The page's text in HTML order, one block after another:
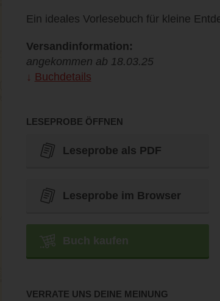
Ein ideales Vorlesebuch für kleine
Versandinformation:
angekommen ab 18.03.25
Buchdetails
LESEPROBE ÖFFNEN
Leseprobe als PDF
Leseprobe im Browser
Buch kaufen
VERRATE UNS DEINE MEINUNG